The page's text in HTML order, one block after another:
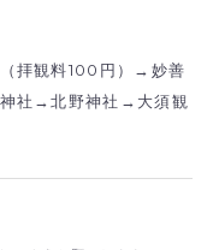
拝観料100円）→妙善
社→北野神社→大須観